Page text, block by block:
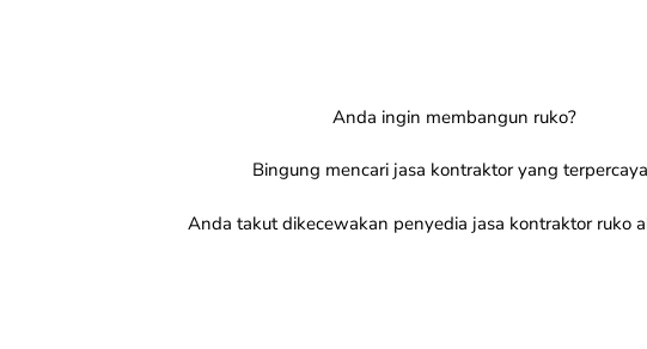
Anda ingin membangun ruko?
Bingung mencari jasa kontraktor yang
Anda takut dikecewakan penyedia jasa kontraktor ruko